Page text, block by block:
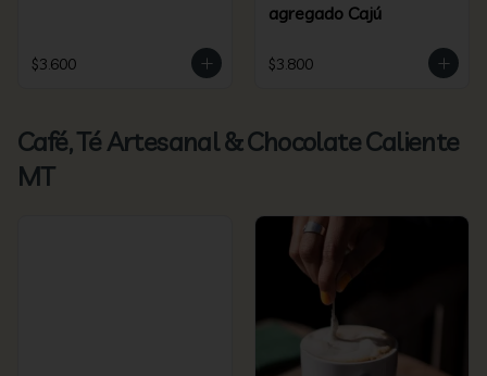
$3.600
agregado Cajú
$3.800
Café, Té Artesanal & Chocolate Caliente
MT